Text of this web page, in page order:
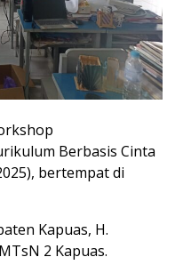
Berbasis Cinta
bertempat di
Kapuas, H.
2 Kapuas.